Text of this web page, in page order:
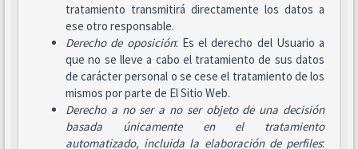
tratamiento transmitirá directamente los datos a
ese otro responsable.
Derecho de oposición: Es el derecho del Usuario a
que no se lleve a cabo el tratamiento de sus datos
de carácter personal o se cese el tratamiento de los
mismos por parte de El Sitio Web.
Derecho a no ser a no ser objeto de una decisión
basada únicamente en el tratamiento
automatizado, incluida la elaboración de perfiles: